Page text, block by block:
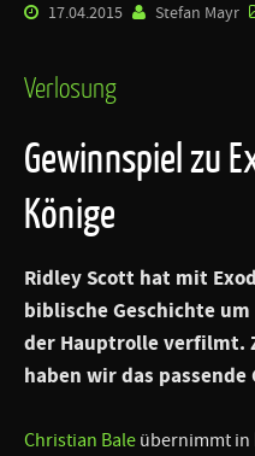
17.04.2015 Stefan Mayr
Verlosung
Gewinnspiel zu
Könige
Ridley Scott hat mit
biblische Geschichte
der Hauptrolle verfilmt.
haben wir das
Christian Bale übernimmt in